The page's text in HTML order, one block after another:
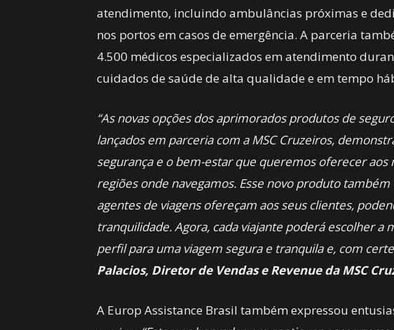
atendimento, incluindo ambulâncias próximas e
nos portos em casos de emergência. A parceria
4.500 médicos especializados em atendimento
cuidados de saúde de alta qualidade e em tempo
“As novas opções dos aprimorados produtos de
lançados em parceria com a MSC Cruzeiros,
segurança e o bem-estar que queremos oferecer aos
regiões onde navegamos. Esse novo produto
agentes de viagens ofereçam aos seus clientes,
tranquilidade. Agora, cada viajante poderá escolher a
perfil para uma viagem segura e tranquila e, com
Palacios, Diretor de Vendas e Revenue da MSC
A Europ Assistance Brasil também expressou